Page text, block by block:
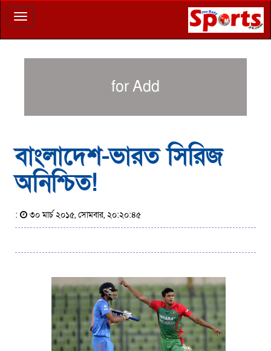
Toggle
navigation
for Add
বাংলাদেশ-ভারত সিরিজ
অনিশ্চিত!
: ৩০ মার্চ ২০১৫, সোমবার, ২০:২০:৪৫